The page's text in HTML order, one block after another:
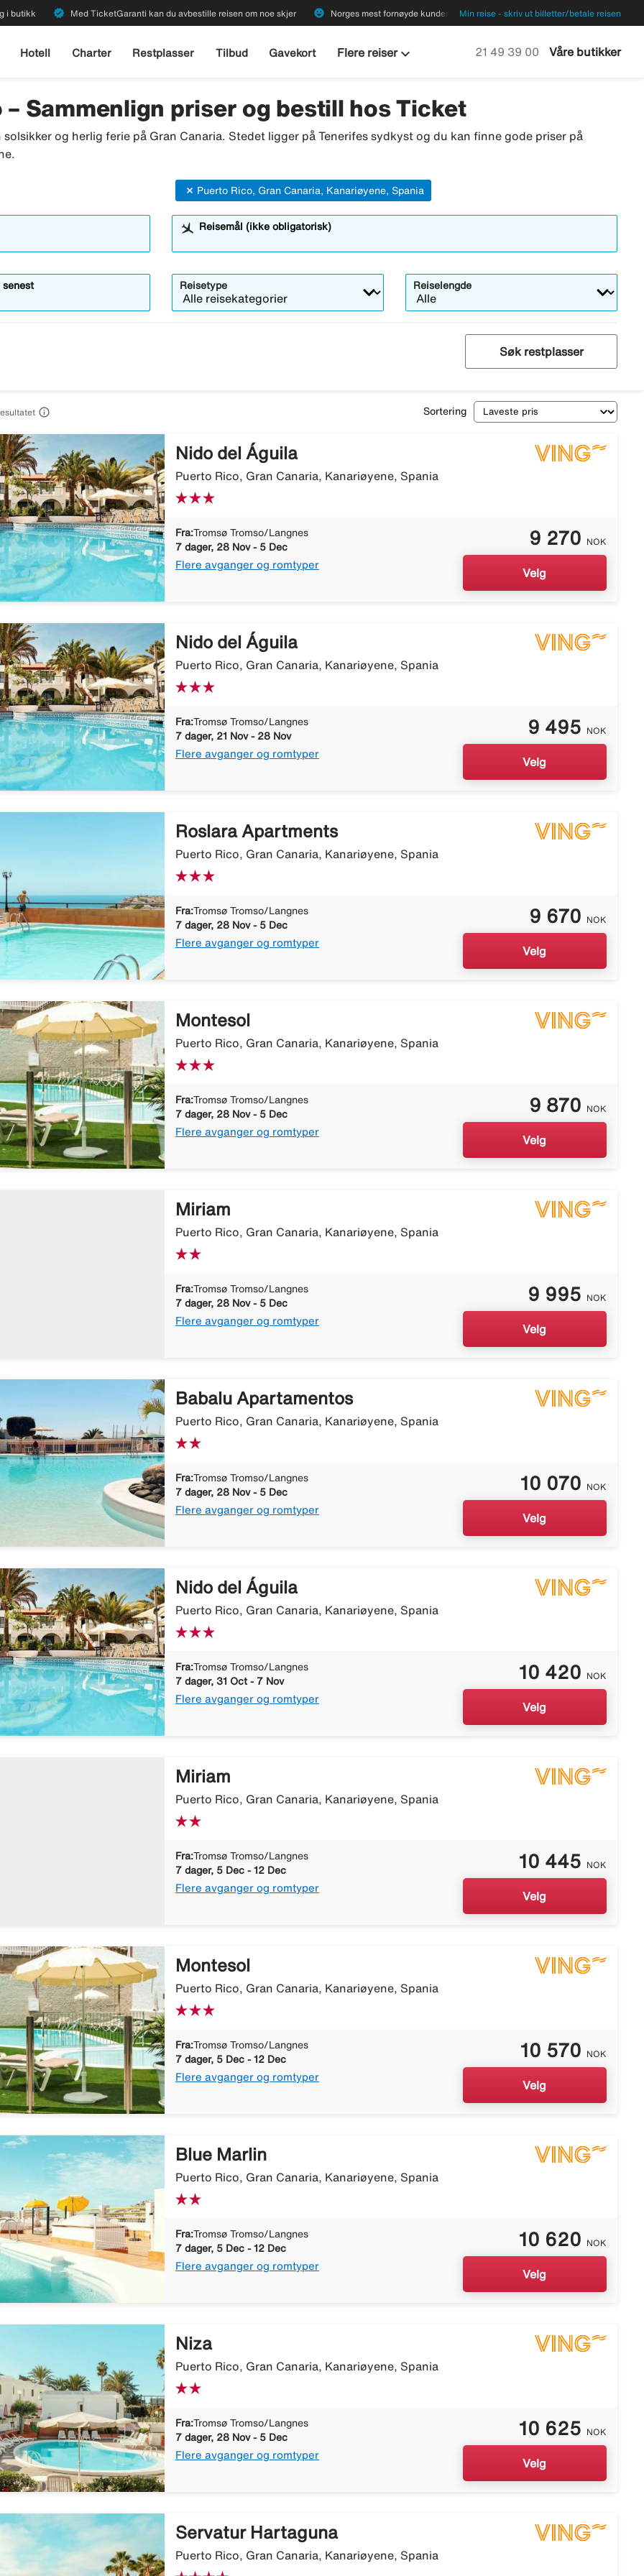
i butikk verified Med TicketGaranti kan du avbestille reisen om noe skjer emoji_emotions Norges mest fornøyde kunder Min reise - skriv ut billetter/betale reisen
Hotell Charter Restplasser Tilbud Gavekort Flere reiserkeyboard_arrow_down Ring oss på
21 49 39 00 Våre butikker
Sammenlign priser og bestill hos Ticket
og herlig ferie på Gran Canaria. Stedet ligger på Tenerifes sydkyst og du kan finne gode priser på
Reisemål (ikke obligatorisk)
Puerto Rico, Gran Canaria, Kanariøyene, Spania
senest Reisetype Reiselengde
Søk restplasser
 Sortering
Nido del Águila
Puerto Rico, Gran Canaria, Kanariøyene, Spania
Fra:Tromsø Tromso/Langnes
7 dager, 28 Nov - 5 Dec
Flere avganger og romtyper
9 270 NOK
Velg
Nido del Águila
Puerto Rico, Gran Canaria, Kanariøyene, Spania
Fra:Tromsø Tromso/Langnes
7 dager, 21 Nov - 28 Nov
Flere avganger og romtyper
9 495 NOK
Velg
Roslara Apartments
Puerto Rico, Gran Canaria, Kanariøyene, Spania
Fra:Tromsø Tromso/Langnes
7 dager, 28 Nov - 5 Dec
Flere avganger og romtyper
9 670 NOK
Velg
Montesol
Puerto Rico, Gran Canaria, Kanariøyene, Spania
Fra:Tromsø Tromso/Langnes
7 dager, 28 Nov - 5 Dec
Flere avganger og romtyper
9 870 NOK
Velg
Miriam
Puerto Rico, Gran Canaria, Kanariøyene, Spania
Fra:Tromsø Tromso/Langnes
7 dager, 28 Nov - 5 Dec
Flere avganger og romtyper
9 995 NOK
Velg
Babalu Apartamentos
Puerto Rico, Gran Canaria, Kanariøyene, Spania
Fra:Tromsø Tromso/Langnes
7 dager, 28 Nov - 5 Dec
Flere avganger og romtyper
10 070 NOK
Velg
Nido del Águila
Puerto Rico, Gran Canaria, Kanariøyene, Spania
Fra:Tromsø Tromso/Langnes
7 dager, 31 Oct - 7 Nov
Flere avganger og romtyper
10 420 NOK
Velg
Miriam
Puerto Rico, Gran Canaria, Kanariøyene, Spania
Fra:Tromsø Tromso/Langnes
7 dager, 5 Dec - 12 Dec
Flere avganger og romtyper
10 445 NOK
Velg
Montesol
Puerto Rico, Gran Canaria, Kanariøyene, Spania
Fra:Tromsø Tromso/Langnes
7 dager, 5 Dec - 12 Dec
Flere avganger og romtyper
10 570 NOK
Velg
Blue Marlin
Puerto Rico, Gran Canaria, Kanariøyene, Spania
Fra:Tromsø Tromso/Langnes
7 dager, 5 Dec - 12 Dec
Flere avganger og romtyper
10 620 NOK
Velg
Niza
Puerto Rico, Gran Canaria, Kanariøyene, Spania
Fra:Tromsø Tromso/Langnes
7 dager, 28 Nov - 5 Dec
Flere avganger og romtyper
10 625 NOK
Velg
Servatur Hartaguna
Puerto Rico, Gran Canaria, Kanariøyene, Spania